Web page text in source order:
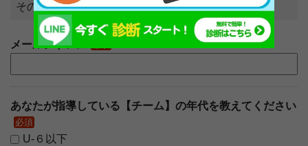
その際はプライバシーには配慮します。
メールアドレス
あなたが指導している【チーム】の年代を教えてください
必須
U-６以下